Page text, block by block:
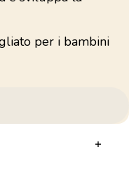
per i bambini